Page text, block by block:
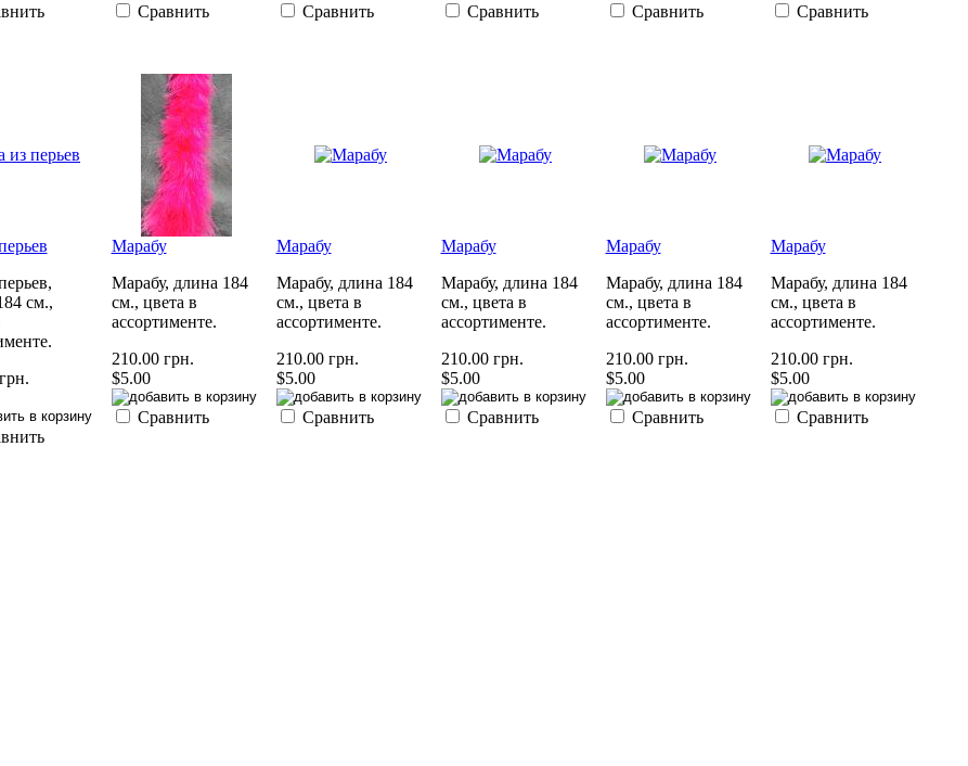
Сравнить Сравнить Сравнить Сравнить Сравнить
см.,
Марабу
Марабу, длина 184
см., цвета в
ассортименте.
210.00 грн.
$5.00
Сравнить
Марабу
Марабу, длина 184
см., цвета в
ассортименте.
210.00 грн.
$5.00
Сравнить
Марабу
Марабу, длина 184
см., цвета в
ассортименте.
210.00 грн.
$5.00
Сравнить
Марабу
Марабу, длина 184
см., цвета в
ассортименте.
210.00 грн.
$5.00
Сравнить
Марабу
Марабу, длина 184
см., цвета в
ассортименте.
210.00 грн.
$5.00
Сравнить